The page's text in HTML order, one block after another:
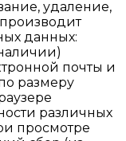
удаление,
данных:
почты и
размеру
различных
просмотре